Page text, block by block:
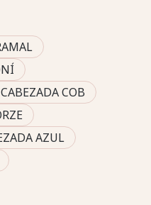
CABEZADA COB
AZUL